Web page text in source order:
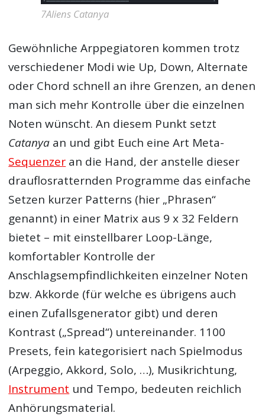
7Aliens Catanya
GewöhnlicheArppegiatoren kommen trotz
verschiedener Modi wie Up, Down, Alternate
oder Chord schnell an ihre Grenzen, an denen
man sich mehr Kontrolle über die einzelnen
Noten wünscht. An diesem Punkt setzt
Catanya an und gibt Euch eine Art Meta-
Sequenzer an die Hand, der anstelle dieser
drauflosratternden Programme das einfache
Setzen kurzer Patterns (hier „Phrasen“
genannt) in einer Matrix aus 9 x 32 Feldern
bietet – mit einstellbarer Loop-Länge,
komfortabler Kontrolle der
Anschlagsempfindlichkeiten einzelner Noten
bzw.Akkorde (für welche es übrigens auch
einen Zufallsgenerator gibt) und deren
Kontrast („Spread“) untereinander. 1100
Presets, fein kategorisiert nach Spielmodus
(Arpeggio, Akkord, Solo, …), Musikrichtung,
Instrument und Tempo, bedeuten reichlich
Anhörungsmaterial.